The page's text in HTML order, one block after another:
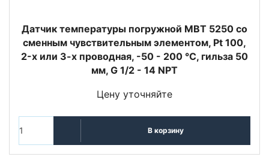
Датчик температуры погружной MBT 5250 со
сменным чувствительным элементом, Pt 100,
2-х или 3-х проводная, -50 - 200 °C, гильза 50
мм, G 1/2 - 14 NPT
Цену уточняйте
В корзину